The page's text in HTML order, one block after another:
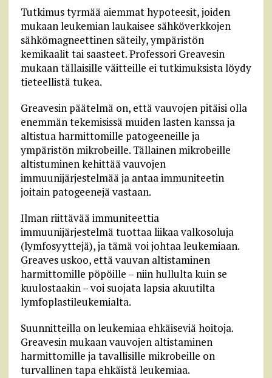
Tutkimus tyrmää aiemmat hypoteesit, joiden
mukaan leukemian laukaisee sähköverkkojen
sähkömagneettinen säteily, ympäristön
kemikaalit tai saasteet. Professori Greavesin
mukaan tällaisille väitteille ei tutkimuksista löydy
tieteellistä tukea.
Greavesin päätelmä on, että vauvojen pitäisi olla
enemmän tekemisissä muiden lasten kanssa ja
altistua harmittomille patogeeneille ja
ympäristön mikrobeille. Tällainen mikrobeille
altistuminen kehittää vauvojen
immuunijärjestelmää ja antaa immuniteetin
joitain patogeenejä vastaan.
Ilman riittävää immuniteettia
immuunijärjestelmä tuottaa liikaa valkosoluja
(lymfosyyttejä), ja tämä voi johtaa leukemiaan.
Greaves uskoo, että vauvan altistaminen
harmittomille pöpöille – niin hullulta kuin se
kuulostaakin – voi suojata lapsia akuutilta
lymfoplastileukemialta.
Suunnitteilla on leukemiaa ehkäiseviä hoitoja.
Greavesin mukaan vauvojen altistaminen
harmittomille ja tavallisille mikrobeille on
turvallinen tapa ehkäistä leukemiaa.